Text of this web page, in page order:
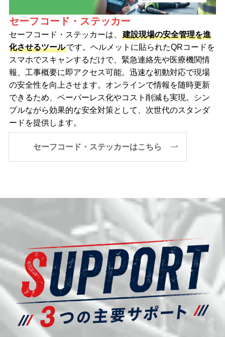
セーフコード・ステッカー
セーフコード・ステッカーは、
建設現場の安全管理を進
化させるツールです。ヘルメットに貼られたQRコードを
スマホでスキャンするだけで、緊急連絡先や医療機関情
報、工事概要に即アクセス可能。迅速な初動対応で現場
の安全性を向上させます。オンラインで情報を随時更新
できるため、ペーパーレス化やコスト削減も実現。シン
プルながら効果的な安全対策として、次世代のスタンダ
ードを提供します。
セーフコード・ステッカーはこちら